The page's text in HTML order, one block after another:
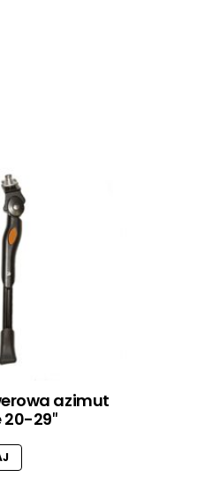
azimut
29″